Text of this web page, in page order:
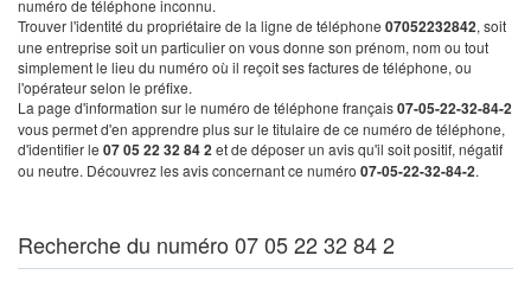
numéro de téléphone inconnu.
Trouver l'identité du propriétaire de la ligne de téléphone 07052232842, soit
une entreprise soit un particulier on vous donne son prénom, nom ou tout
simplement le lieu du numéro où il reçoit ses factures de téléphone, ou
l'opérateur selon le préfixe.
La page d'information sur le numéro de téléphone français07-05-22-32-84-2
vous permet d'en apprendre plus sur le titulaire de ce numéro de téléphone,
d'identifier le 07 05 22 32 84 2et de déposer un avis qu'il soit positif, négatif
ou neutre. Découvrez les avis concernant ce numéro 07-05-22-32-84-2.
Recherche du numéro 07 05 22 32 84 2